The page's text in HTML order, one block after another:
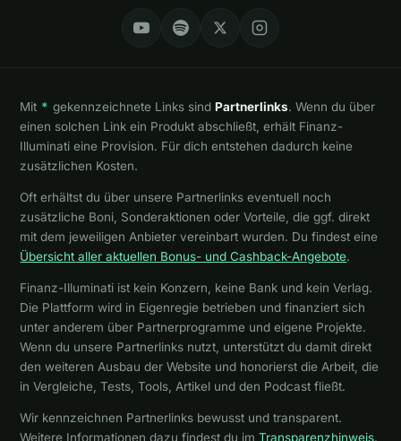
Mit * gekennzeichnete Links sind Partnerlinks. Wenn du über
einen solchen Link ein Produkt abschließt, erhält Finanz-
Illuminati eine Provision. Für dich entstehen dadurch keine
zusätzlichen Kosten.
Oft erhältst du über unsere Partnerlinks eventuell noch
zusätzliche Boni, Sonderaktionen oder Vorteile, die ggf. direkt
mit dem jeweiligen Anbieter vereinbart wurden. Du findest eine
Übersicht aller aktuellen Bonus- und Cashback-Angebote.
Finanz-Illuminati ist kein Konzern, keine Bank und kein Verlag.
Die Plattform wird in Eigenregie betrieben und finanziert sich
unter anderem über Partnerprogramme und eigene Projekte.
Wenn du unsere Partnerlinks nutzt, unterstützt du damit direkt
den weiteren Ausbau der Website und honorierst die Arbeit, die
in Vergleiche, Tests, Tools, Artikel und den Podcast fließt.
Wir kennzeichnen Partnerlinks bewusst und transparent.
Weitere Informationen dazu findest du imTransparenzhinweis.